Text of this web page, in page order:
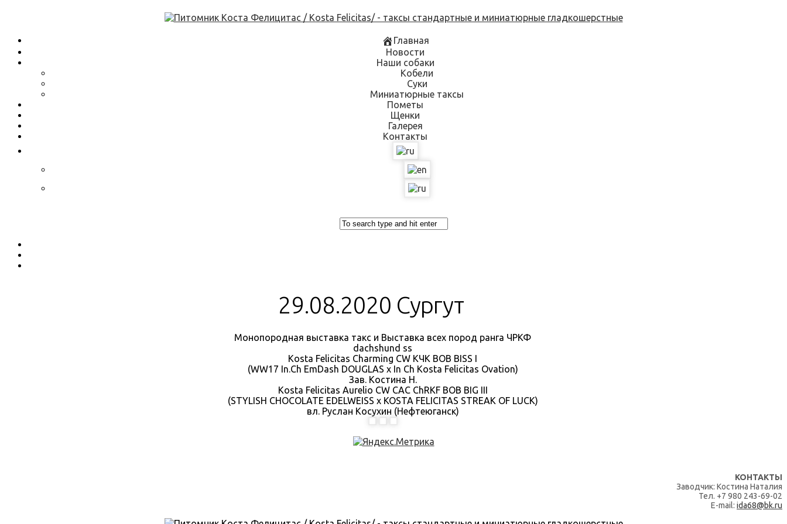
Skip
to
content
Главная
Новости
Наши собаки
Кобели
Суки
Миниатюрные таксы
Пометы
Щенки
Галерея
Контакты
29.08.2020 Сургут
Монопородная выставка такс и Выставка всех пород ранга ЧРКФ
dachshund ss
Kosta Felicitas Charming CW КЧК BOB BISS I
(WW17 In.Ch EmDash DOUGLAS x In Ch Kosta Felicitas Ovation)
Зав. Костина Н.
Kosta Felicitas Aurelio CW CAC ChRKF BOB BIG III
(STYLISH CHOCOLATE EDELWEISS х KOSTA FELICITAS STREAK OF LUCK)
вл. Руслан Косухин (Нефтеюганск)
КОНТАКТЫ
Заводчик: Костина Наталия
Тел. +7 980 243-69-02
E-mail: ida68@bk.ru